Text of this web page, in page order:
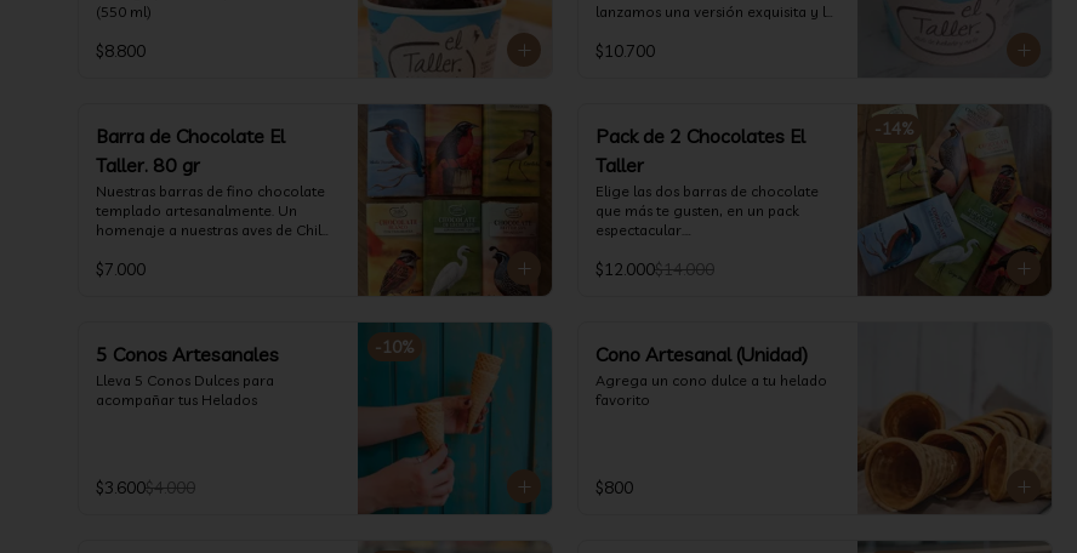
esta fantástica experiencia!!
Ya disponible en
www.eltallerchile.cl
(550 ml)
$8.800
lanzamos una versión exquisita y le
energía que nunca, con nuestro
de pistacho, y arriba nuestro
crocante crunchy de pistacho. Por
favor, hágase un favor y pruébelo!
(550 ml)
$10.700
Barra de Chocolate El
Taller. 80 gr
Nuestras barras de fino chocolate
templado artesanalmente. Un
homenaje a nuestras aves de Chile.
$7.000
-14%
Pack de 2 Chocolates El
Taller
Elige las dos barras de chocolate
que más te gusten, en un pack
espectacular.
$12.000$14.000
-10%
5 Conos Artesanales
Lleva 5 Conos Dulces para
acompañar tus Helados
$3.600$4.000
Cono Artesanal (Unidad)
Agrega un cono dulce a tu helado
favorito
$800